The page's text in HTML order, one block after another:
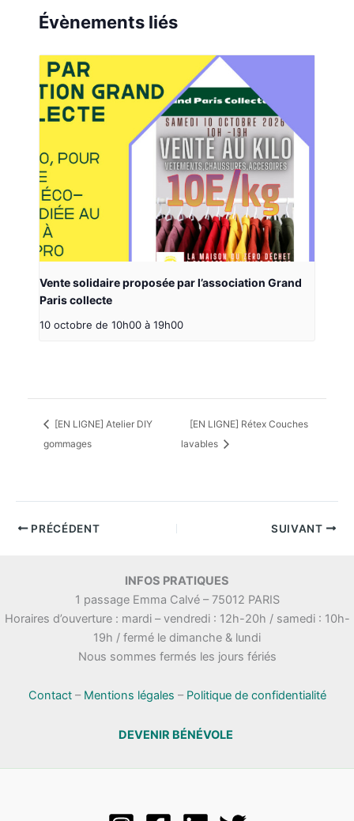
Évènements liés
Vente solidaire proposée par l’association Grand
Paris collecte
10 octobre de 10h00 à 19h00
[EN LIGNE] Atelier DIY
gommages
[EN LIGNE] Rétex Couches
lavables
PRÉCÉDENT SUIVANT
INFOS PRATIQUES
1 passage Emma Calvé – 75012 PARIS
Horaires d’ouverture : mardi – vendredi : 12h-20h / samedi : 10h-
19h / fermé le dimanche & lundi
Nous sommes fermés les jours fériés
Contact– Mentions légales – Politique de confidentialité
DEVENIR BÉNÉVOLE